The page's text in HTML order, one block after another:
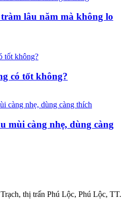
lâu năm mà không lo
có tốt không?
mùi càng nhẹ, dùng càng
thị trấn Phú Lộc, Phú Lộc, TT.